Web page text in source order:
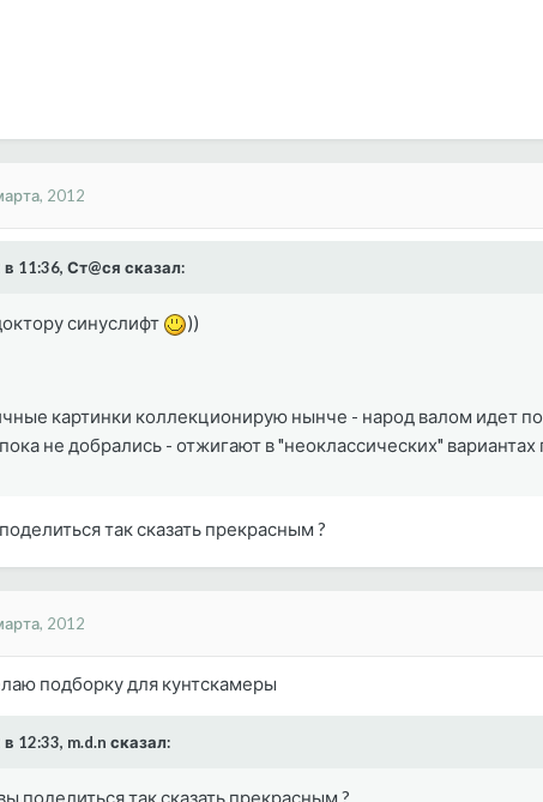
2012
11:36, Ст@ся сказал:
синуслифт ))
картинки коллекционирую нынче - народ валом идет
не добрались - отжигают в "неоклассических" вариантах
так сказать прекрасным ?
2012
подборку для кунтскамеры
12:33, m.d.n сказал:
поделиться так сказать прекрасным ?